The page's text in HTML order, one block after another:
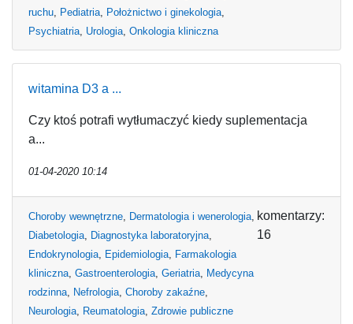
ruchu, Pediatria, Położnictwo i ginekologia,
Psychiatria, Urologia, Onkologia kliniczna
witamina D3 a ...
Czy ktoś potrafi wytłumaczyć kiedy suplementacja
a...
01-04-2020 10:14
Choroby wewnętrzne, Dermatologia i wenerologia,
Diabetologia, Diagnostyka laboratoryjna,
Endokrynologia, Epidemiologia, Farmakologia
kliniczna, Gastroenterologia, Geriatria, Medycyna
rodzinna, Nefrologia, Choroby zakaźne,
Neurologia, Reumatologia, Zdrowie publiczne
komentarzy:
16